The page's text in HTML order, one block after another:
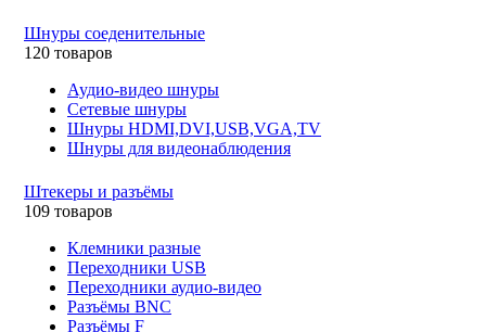
Шнуры соеденительные
120 товаров
Аудио-видео шнуры
Сетевые шнуры
Шнуры HDMI,DVI,USB,VGA,TV
Шнуры для видеонаблюдения
Штекеры и разъёмы
109 товаров
Клемники разные
Переходники USB
Переходники аудио-видео
Разъёмы BNC
Разъёмы F